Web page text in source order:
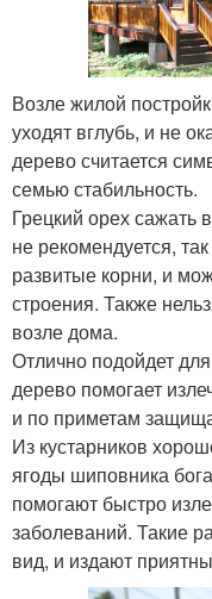
Возле жилой
уходят вглубь, и не
дерево считается
семью стабильность.
Грецкий орех сажать
не рекомендуется,
развитые корни, и
строения. Также
возле дома.
Отлично подойдет
дерево помогает
и по приметам
Из кустарников
ягоды шиповника
помогают быстро
заболеваний. Такие
вид, и издают